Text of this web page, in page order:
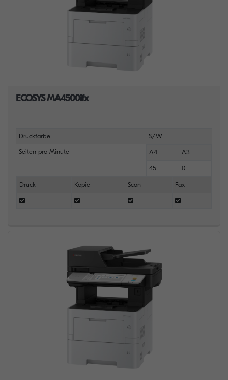
ECOSYS MA4500ifx
Druckfarbe S/W
Seiten pro Minute A4 A3
45 0
Druck Kopie Scan Fax